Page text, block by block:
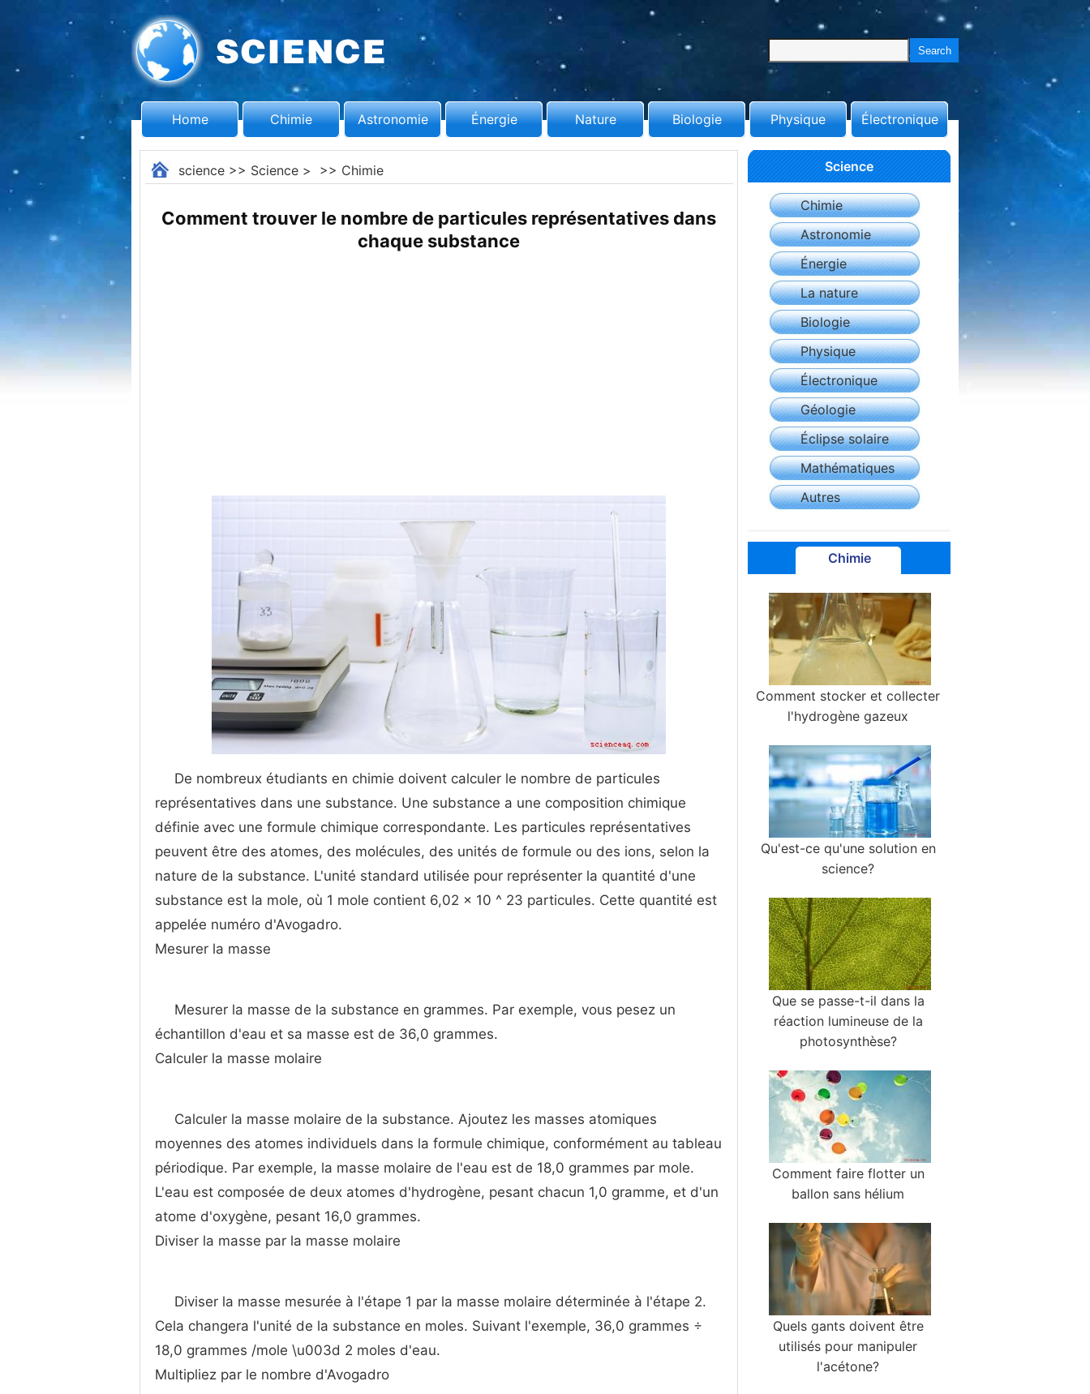
Home Chimie Astronomie Énergie Nature Biologie Physique Électronique
science>> Science> >> Chimie
Comment trouver le nombre de particules représentatives dans
chaque substance
De nombreux étudiants en chimie doivent calculer le nombre de particules
représentatives dans une substance. Une substance a une composition chimique
définie avec une formule chimique correspondante. Les particules représentatives
peuvent être des atomes, des molécules, des unités de formule ou des ions, selon la
nature de la substance. L'unité standard utilisée pour représenter la quantité d'une
substance est la mole, où 1 mole contient 6,02 x 10 ^ 23 particules. Cette quantité est
appelée numéro d'Avogadro.
Mesurer la masse
Mesurer la masse de la substance en grammes. Par exemple, vous pesez un
échantillon d'eau et sa masse est de 36,0 grammes.
Calculer la masse molaire
Calculer la masse molaire de la substance. Ajoutez les masses atomiques
moyennes des atomes individuels dans la formule chimique, conformément au tableau
périodique. Par exemple, la masse molaire de l'eau est de 18,0 grammes par mole.
L'eau est composée de deux atomes d'hydrogène, pesant chacun 1,0 gramme, et d'un
atome d'oxygène, pesant 16,0 grammes.
Diviser la masse par la masse molaire
Diviser la masse mesurée à l'étape 1 par la masse molaire déterminée à l'étape 2.
Cela changera l'unité de la substance en moles. Suivant l'exemple, 36,0 grammes ÷
18,0 grammes /mole \u003d 2 moles d'eau.
Multipliez par le nombre d'Avogadro
Science
Chimie
Astronomie
Énergie
La nature
Biologie
Physique
Électronique
Géologie
Éclipse solaire
Mathématiques
Autres
Chimie
Comment stocker et collecter
l'hydrogène gazeux
Qu'est-ce qu'une solution en
science?
Que se passe-t-il dans la
réaction lumineuse de la
photosynthèse?
Comment faire flotter un
ballon sans hélium
Quels gants doivent être
utilisés pour manipuler
l'acétone?